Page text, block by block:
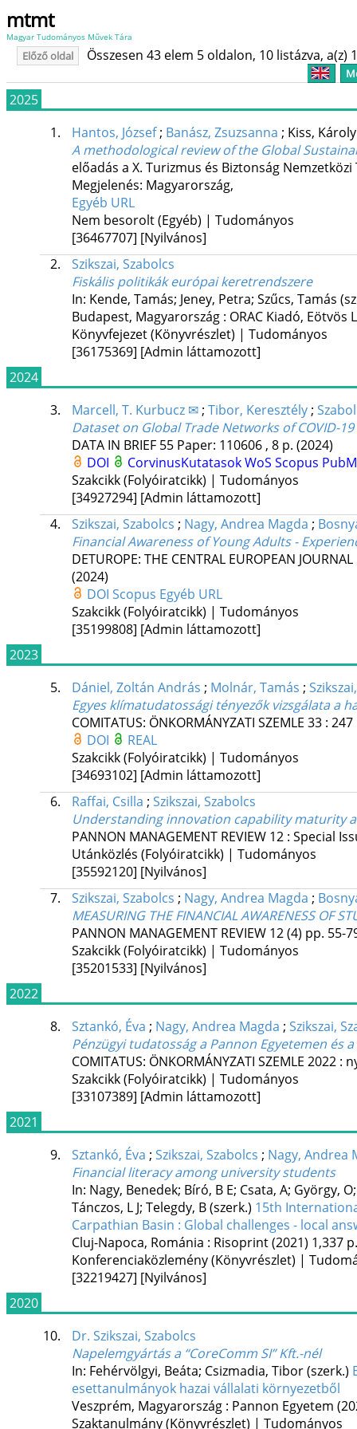
mtmt
Magyar Tudományos Művek Tára
Előző oldal Összesen 43 elem 5 oldalon, 10 listázva, a(z)
2025
1.
Hantos, József; Banász, Zsuzsanna ; Kiss,
A methodological review of the Global
előadás a X. Turizmus és Biztonság
Megjelenés: Magyarország,
Egyéb URL
Nem besorolt (Egyéb) | Tudományos
[36467707] [Nyilvános]
2.
Szikszai, Szabolcs
Fiskális politikák európai keretrendszere
In: Kende, Tamás; Jeney, Petra; Szűcs, Tamás
Budapest, Magyarország : ORAC Kiadó, Eötvös
Könyvfejezet (Könyvrészlet) | Tudományos
[36175369] [Admin láttamozott]
2024
3.
Marcell, T. Kurbucz ✉; Tibor, Keresztély;
Dataset on Global Trade Networks of COVID-
DATA IN BRIEF 55 Paper: 110606 , 8 p. (2024)
DOI
CorvinusKutatasokWoS Scopus
Szakcikk (Folyóiratcikk) | Tudományos
[34927294] [Admin láttamozott]
4.
Szikszai, Szabolcs ; Nagy, Andrea Magda ;
Financial Awareness of Young Adults -
DETUROPE: THE CENTRAL EUROPEAN
(2024)
DOI Scopus Egyéb URL
Szakcikk (Folyóiratcikk) | Tudományos
[35199808] [Admin láttamozott]
2023
5.
Dániel, Zoltán András ; Molnár, Tamás ;
Egyes klímatudatossági tényezők vizsgálata a
COMITATUS: ÖNKORMÁNYZATI SZEMLE 33: 247
DOI
REAL
Szakcikk (Folyóiratcikk) | Tudományos
[34693102] [Admin láttamozott]
6.
Raffai, Csilla ; Szikszai, Szabolcs
Understanding innovation capability maturity
PANNON MANAGEMENT REVIEW 12: Special
Utánközlés (Folyóiratcikk) | Tudományos
[35592120] [Nyilvános]
7.
Szikszai, Szabolcs ; Nagy, Andrea Magda ;
MEASURING THE FINANCIAL AWARENESS OF
PANNON MANAGEMENT REVIEW 12 (4) pp. 55-
Szakcikk (Folyóiratcikk) | Tudományos
[35201533] [Nyilvános]
2022
8.
Sztankó, Éva ; Nagy, Andrea Magda ; Szikszai,
Pénzügyi tudatosság a Pannon Egyetemen és
COMITATUS: ÖNKORMÁNYZATI SZEMLE 2022:
Szakcikk (Folyóiratcikk) | Tudományos
[33107389] [Admin láttamozott]
2021
9.
Sztankó, Éva ; Szikszai, Szabolcs ; Nagy, Andrea
Financial literacy among university students
In: Nagy, Benedek; Bíró, B E; Csata, A; György,
Tánczos, L J; Telegdy, B (szerk.) 15th
Carpathian Basin : Global challenges - local
Cluj-Napoca, Románia : Risoprint(2021) 1,337 p.
Konferenciaközlemény (Könyvrészlet) |
[32219427] [Nyilvános]
2020
10.
Dr. Szikszai, Szabolcs
Napelemgyártás a “CoreComm SI” Kft.-nél
In: Fehérvölgyi, Beáta; Csizmadia, Tibor (szerk.)
esettanulmányok hazai vállalati környezetből
Veszprém, Magyarország : Pannon Egyetem
Szaktanulmány (Könyvrészlet) | Tudományos